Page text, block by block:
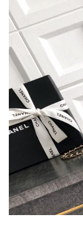
登
ダ
ー
理
知
ら
2026人気特集
バッグ
財布
時計
服
ズボン
衣装セット
靴
住まい用品
アクセサリー
ベルト
スカーフ
アイフォーンケ
ース
小物
品
新作入荷！ルイ・